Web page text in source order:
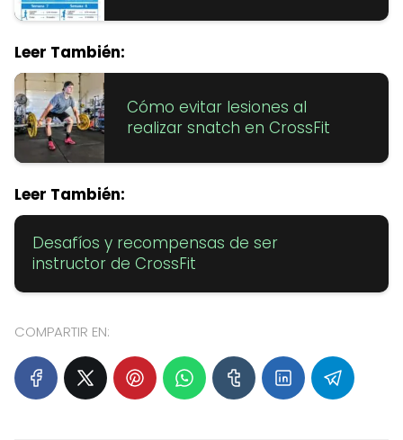
Leer También:
Cómo evitar lesiones al
realizar snatch en CrossFit
Leer También:
Desafíos y recompensas de ser
instructor de CrossFit
COMPARTIR EN: